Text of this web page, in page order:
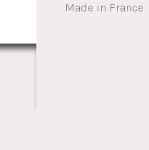
Made in France